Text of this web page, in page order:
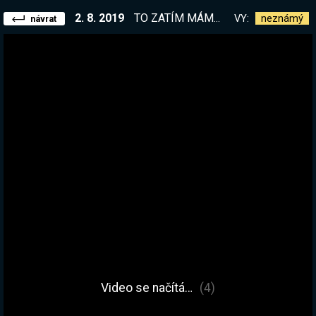
návrat 2. 8. 2019 TO ZATÍM MÁME FAKT JENOM JEDNU SMRT?! Pokračujeme v Master Play Sekira :D Později možná Sword and Souls: Neverseen VY: neznámý
Video se načítá… (4)